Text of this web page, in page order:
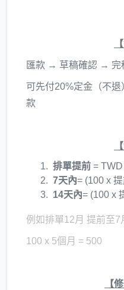
匯款 → 草稿確認 → 完
可先付20%定金（不
款
排單提前 =
7天內= (100 x
14天內= (100 x
例如排單12月 提前至7
100 x 5個月 = 500
【